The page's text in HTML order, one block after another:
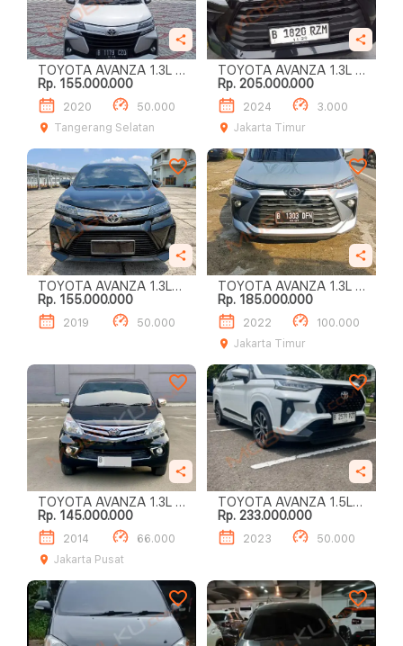
TOYOTA AVANZA 1.3L E
A/T
Rp. 155.000.000
2020
50.000
Tangerang Selatan
TOYOTA AVANZA 1.3L E
M/T
Rp. 205.000.000
2024
3.000
Jakarta Timur
TOYOTA AVANZA 1.3L
VELOZ A/T
Rp. 155.000.000
2019 50.000
TOYOTA AVANZA 1.3L G
M/T
Rp. 185.000.000
2022
100.000
Jakarta Timur
TOYOTA AVANZA 1.3L G
A/T
Rp. 145.000.000
2014
66.000
Jakarta Pusat
TOYOTA AVANZA 1.5L
VELOZ A/T
Rp. 233.000.000
2023 50.000